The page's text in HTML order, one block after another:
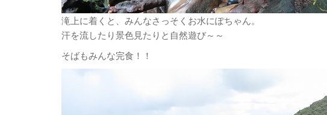
滝上に着くと、みんなさっそくお水にぽちゃん。
汗を流したり景色見たりと自然遊び～～
そばもみんな完食！！